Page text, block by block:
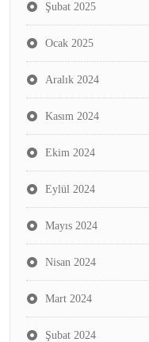
Şubat 2025
Ocak 2025
Aralık 2024
Kasım 2024
Ekim 2024
Eylül 2024
Mayıs 2024
Nisan 2024
Mart 2024
Şubat 2024